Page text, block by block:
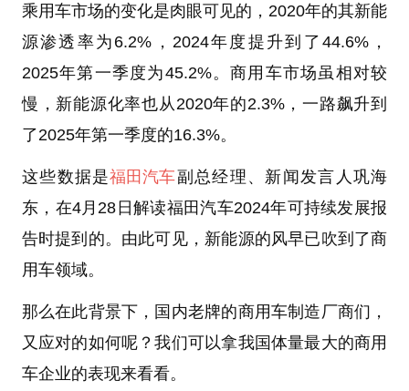
乘用车市场的变化是肉眼可见的，2020年的其新能
源渗透率为6.2%，2024年度提升到了44.6%，
2025年第一季度为45.2%。商用车市场虽相对较
慢，新能源化率也从2020年的2.3%，一路飙升到
了2025年第一季度的16.3%。
这些数据是福田汽车副总经理、新闻发言人巩海
东，在4月28日解读福田汽车2024年可持续发展报
告时提到的。由此可见，新能源的风早已吹到了商
用车领域。
那么在此背景下，国内老牌的商用车制造厂商们，
又应对的如何呢？我们可以拿我国体量最大的商用
车企业的表现来看看。